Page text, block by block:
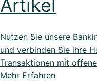
Artikel
Nutzen Sie unsere
und verbinden Sie ihre
Transaktionen mit
Mehr Erfahren